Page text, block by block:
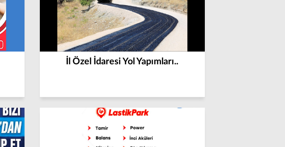
İl Özel İdaresi Yol Yapımları..